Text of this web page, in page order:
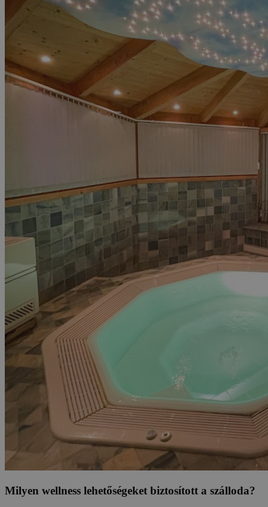
Milyen wellness lehetőségeket biztosított a szálloda?